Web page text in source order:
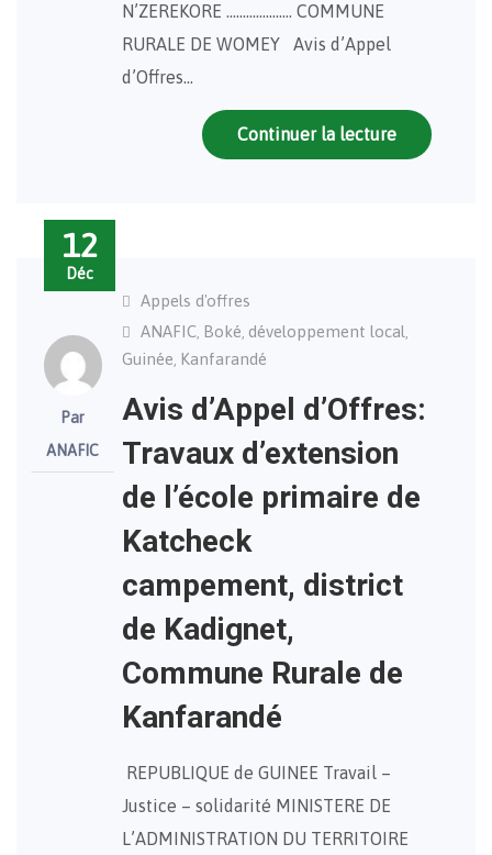
N’ZEREKORE ……………….. COMMUNE
RURALE DE WOMEY Avis d’Appel
d’Offres…
Continuer la lecture
12
Déc
Par
ANAFIC
Appels d'offres
ANAFIC, Boké, développement local,
Guinée, Kanfarandé
Avis d’Appel d’Offres:
Travaux d’extension
de l’école primaire de
Katcheck
campement, district
de Kadignet,
Commune Rurale de
Kanfarandé
REPUBLIQUE de GUINEE Travail –
Justice – solidarité MINISTERE DE
L’ADMINISTRATION DU TERRITOIRE